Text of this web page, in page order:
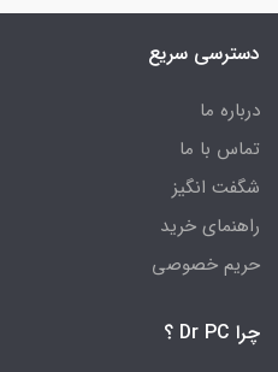
دسترسی سریع
درباره ما
تماس با ما
شگفت انگیز
راهنمای خرید
حریم خصوصی
چرا Dr PC ؟